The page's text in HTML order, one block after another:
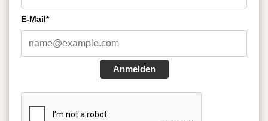
E-Mail*
Anmelden